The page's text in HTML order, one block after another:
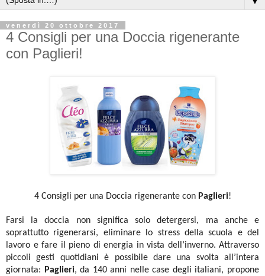
venerdì 20 ottobre 2017
4 Consigli per una Doccia rigenerante
con Paglieri!
4 Consigli per una Doccia rigenerante con Paglieri!
Farsi la doccia non significa solo detergersi, ma anche e
soprattutto rigenerarsi, eliminare lo stress dell a scuola e del
lavoro e fare il pieno di energia in vista dell’inverno. Attraverso
piccoli gesti quotidiani è possibile dare una svolta all’intera
giornata:
Paglieri, da 140 anni nelle case degli italiani, propone